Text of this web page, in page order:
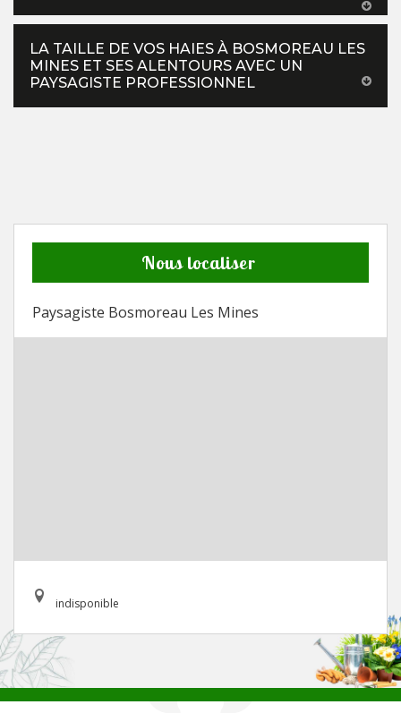
LA TAILLE DE VOS HAIES À BOSMOREAU LES
MINES ET SES ALENTOURS AVEC UN
PAYSAGISTE PROFESSIONNEL
Nous localiser
Paysagiste Bosmoreau Les Mines
indisponible